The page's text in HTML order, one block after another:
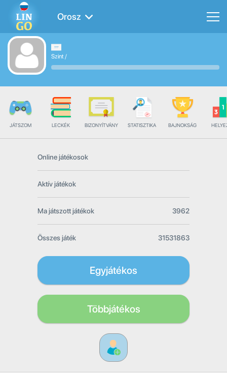
Orosz
Szint/
JÁTSZOM LECKÉK BIZONYÍTVÁNY STATISZTIKA BAJNOKSÁG
Online játékosok
Aktív játékok
Ma játszott játékok 3962
Összes játék 31531863
Egyjátékos
Többjátékos